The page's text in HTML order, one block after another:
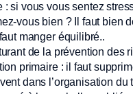
: si vous vous sentez
vous bien ? Il faut bien
manger équilibré..
de la prévention des
primaire : il faut
dans l’organisation du